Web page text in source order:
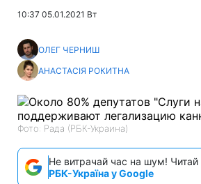
10:37 05.01.2021 Вт
ОЛЕГ ЧЕРНИШ
АНАСТАСІЯ РОКИТНА
Фото: Рада (РБК-Украина)
Не витрачай час на шум! Читай
РБК-Україна у Google